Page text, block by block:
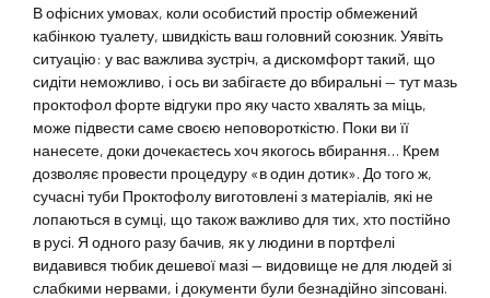
В офісних умовах, коли особистий простір обмежений
кабінкою туалету, швидкість ваш головний союзник. Уявіть
ситуацію: у вас важлива зустріч, а дискомфорт такий, що
сидіти неможливо, і ось ви забігаєте до вбиральні — тут мазь
проктофол форте відгуки про яку часто хвалять за міць,
може підвести саме своєю неповороткістю. Поки ви її
нанесете, доки дочекаєтесь хоч якогось вбирання… Крем
дозволяє провести процедуру «в один дотик». До того ж,
сучасні туби Проктофолу виготовлені з матеріалів, які не
лопаються в сумці, що також важливо для тих, хто постійно
в русі. Я одного разу бачив, як у людини в портфелі
видавився тюбик дешевої мазі — видовище не для людей зі
слабкими нервами, і документи були безнадійно зіпсовані.